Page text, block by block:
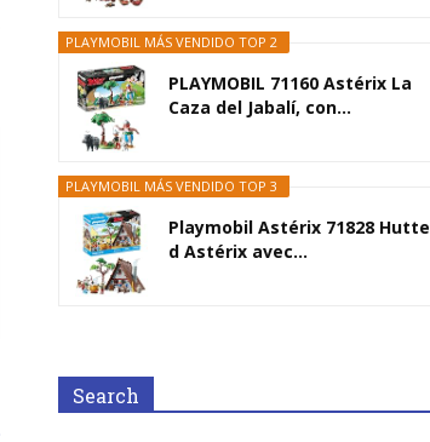
PLAYMOBIL MÁS VENDIDO TOP 2
PLAYMOBIL 71160 Astérix La
Caza del Jabalí, con...
PLAYMOBIL MÁS VENDIDO TOP 3
Playmobil Astérix 71828 Hutte
d Astérix avec...
Search